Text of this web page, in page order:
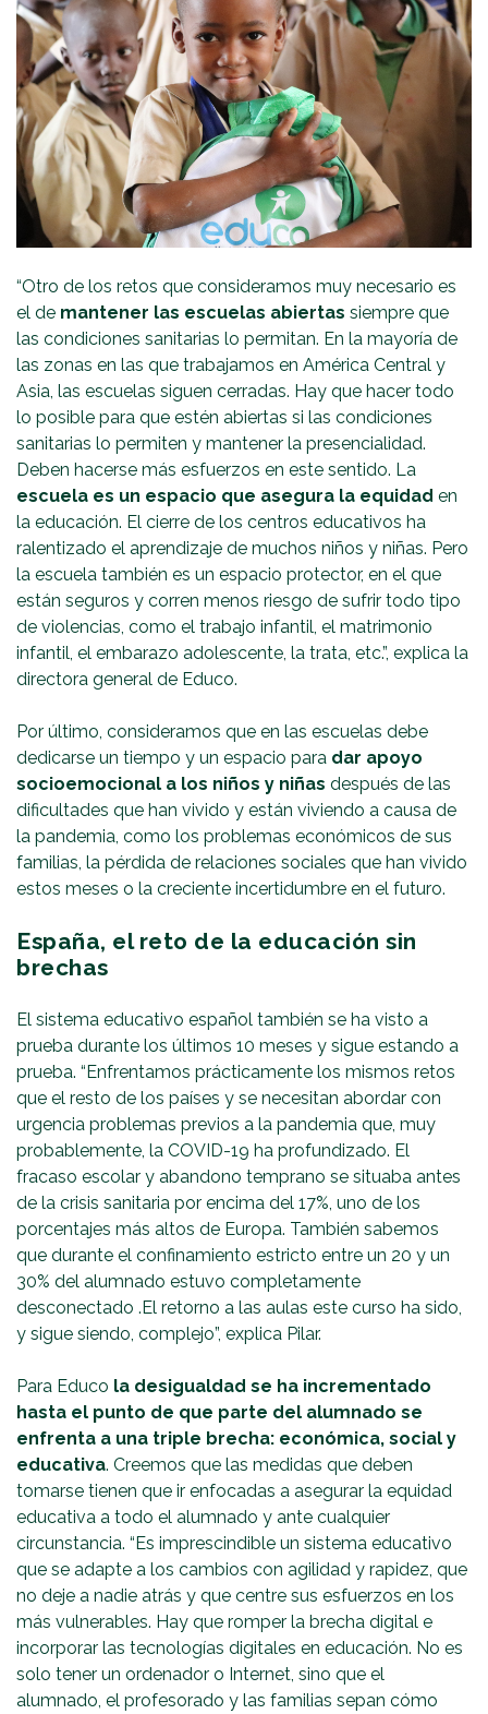
“Otro de los retos que consideramos muy necesario es
el de mantener las escuelas abiertas siempre que
las condiciones sanitarias lo permitan. En la mayoría de
las zonas en las que trabajamos en América Central y
Asia, las escuelas siguen cerradas. Hay que hacer todo
lo posible para que estén abiertas si las condiciones
sanitarias lo permiten y mantener la presencialidad.
Deben hacerse más esfuerzos en este sentido. La
escuela es un espacio que asegura la equidad en
la educación. El cierre de los centros educativos ha
ralentizado el aprendizaje de muchos niños y niñas. Pero
la escuela también es un espacio protector, en el que
están seguros y corren menos riesgo de sufrir todo tipo
de violencias, como el trabajo infantil, el matrimonio
infantil, el embarazo adolescente, la trata, etc.”, explica la
directora general de Educo.
Por último, consideramos que en las escuelas debe
dedicarse un tiempo y un espacio para dar apoyo
socioemocional a los niños y niñas después de las
dificultades que han vivido y están viviendo a causa de
la pandemia, como los problemas económicos de sus
familias, la pérdida de relaciones sociales que han vivido
estos meses o la creciente incertidumbre en el futuro.
España, el reto de la educación sin
brechas
El sistema educativo español también se ha visto a
prueba durante los últimos 10 meses y sigue estando a
prueba. “Enfrentamos prácticamente los mismos retos
que el resto de los países y se necesitan abordar con
urgencia problemas previos a la pandemia que, muy
probablemente, la COVID-19 ha profundizado. El
fracaso escolar y abandono temprano se situaba antes
de la crisis sanitaria por encima del 17%, uno de los
porcentajes más altos de Europa. También sabemos
que durante el confinamiento estricto entre un 20 y un
30% del alumnado estuvo completamente
desconectado .El retorno a las aulas este curso ha sido,
y sigue siendo, complejo”, explica Pilar.
Para Educo la desigualdad se ha incrementado
hasta el punto de que parte del alumnado se
enfrenta a una triple brecha: económica, social y
educativa. Creemos que las medidas que deben
tomarse tienen que ir enfocadas a asegurar la equidad
educativa a todo el alumnado y ante cualquier
circunstancia. “Es imprescindible un sistema educativo
que se adapte a los cambios con agilidad y rapidez, que
no deje a nadie atrás y que centre sus esfuerzos en los
más vulnerables. Hay que romper la brecha digital e
incorporar las tecnologías digitales en educación. No es
solo tener un ordenador o Internet, sino que el
alumnado, el profesorado y las familias sepan cómo